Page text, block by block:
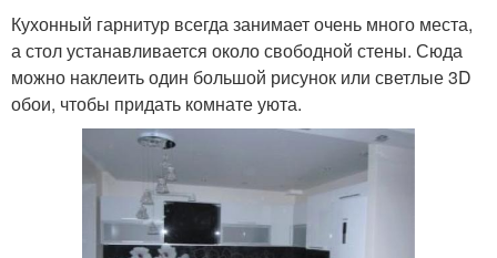
Кухонный гарнитур всегда занимает очень много места,
а стол устанавливается около свободной стены. Сюда
можно наклеить один большой рисунок или светлые 3D
обои, чтобы придать комнате уюта.